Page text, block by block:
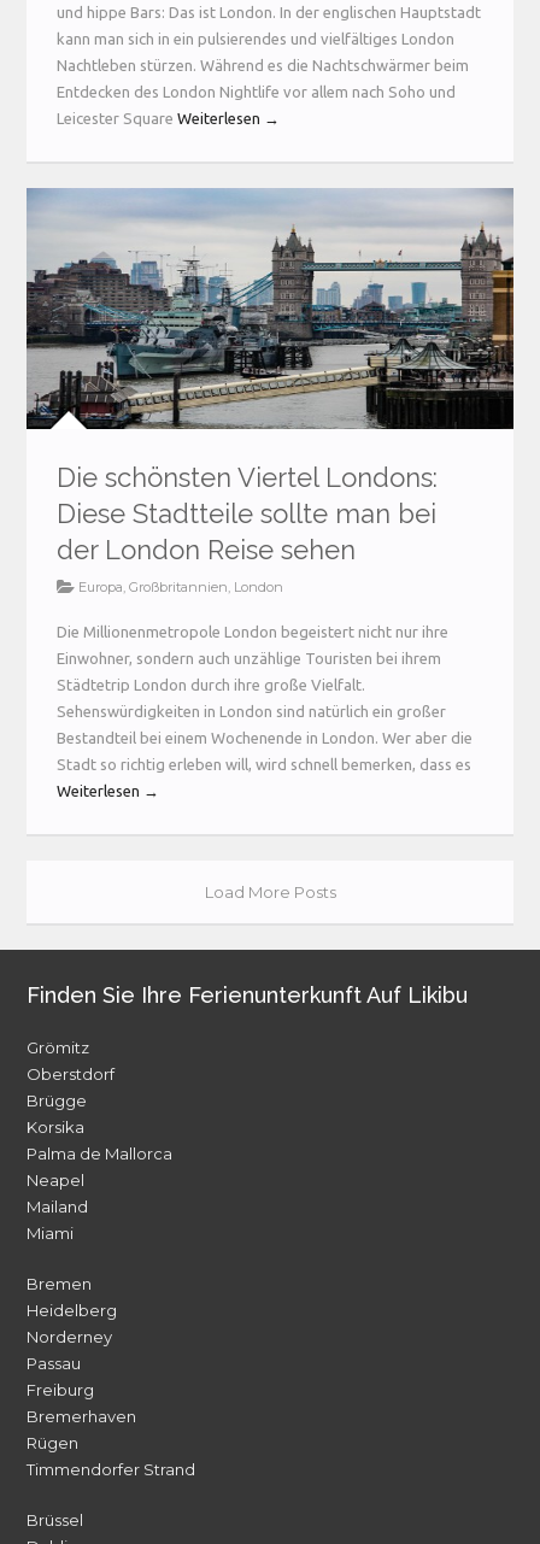
und hippe Bars: Das ist London. In der englischen Hauptstadt
kann man sich in ein pulsierendes und vielfältiges London
Nachtleben stürzen. Während es die Nachtschwärmer beim
Entdecken des London Nightlife vor allem nach Soho und
Leicester SquareWeiterlesen →
Die schönsten Viertel Londons:
Diese Stadtteile sollte man bei
der London Reise sehen
Europa,Großbritannien, London
Die Millionenmetropole London begeistert nicht nur ihre
Einwohner, sondern auch unzählige Touristen bei ihrem
Städtetrip London durch ihre große Vielfalt.
Sehenswürdigkeiten in London sind natürlich ein großer
Bestandteil bei einem Wochenende in London. Wer aber die
Stadt so richtig erleben will, wird schnell bemerken, dass es
Weiterlesen →
Load More Posts
Finden Sie Ihre Ferienunterkunft Auf Likibu
Grömitz
Oberstdorf
Brügge
Korsika
Palma de Mallorca
Neapel
Mailand
Miami
Bremen
Heidelberg
Norderney
Passau
Freiburg
Bremerhaven
Rügen
Timmendorfer Strand
Brüssel